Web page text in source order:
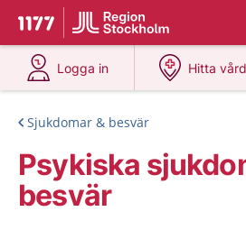
Till startsidan för 1177
Du har valt region
Logga in
på 1177.se
Hitta vård
på
Sjukdomar & besvär
Psykiska
besvär